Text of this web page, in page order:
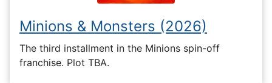
Minions & Monsters (2026)
The third installment in the Minions spin-off
franchise. Plot TBA.